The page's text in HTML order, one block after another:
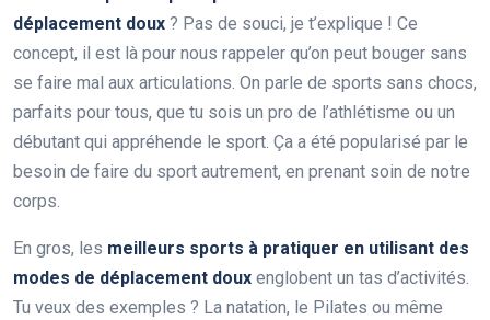
déplacement doux ? Pas de souci, je t’explique ! Ce
concept, il est là pour nous rappeler qu’on peut bouger sans
se faire mal aux articulations. On parle de sports sans chocs,
parfaits pour tous, que tu sois un pro de l’athlétisme ou un
débutant qui appréhende le sport. Ça a été popularisé par le
besoin de faire du sport autrement, en prenant soin de notre
corps.
En gros, les meilleurs sports à pratiquer en utilisant des
modes de déplacement doux englobent un tas d’activités.
Tu veux des exemples ? La natation, le Pilates ou même